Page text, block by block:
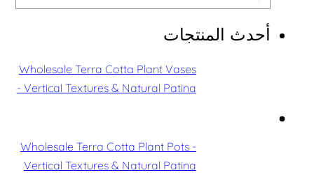
أحدث المنتجات
Wholesale Terra Cotta Plant Vases
- Vertical Textures & Natural Patina
Wholesale Terra Cotta Plant Pots -
Vertical Textures & Natural Patina